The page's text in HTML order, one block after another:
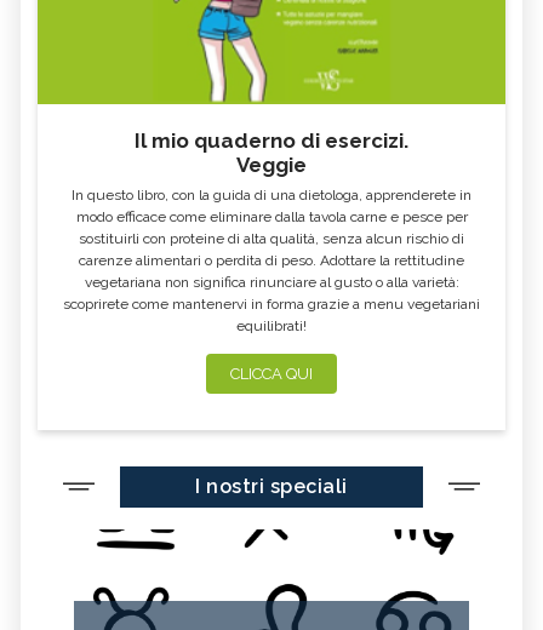
Il mio quaderno di esercizi.
Veggie
In questo libro, con la guida di una dietologa, apprenderete in
modo efficace come eliminare dalla tavola carne e pesce per
sostituirli con proteine di alta qualità, senza alcun rischio di
carenze alimentari o perdita di peso. Adottare la rettitudine
vegetariana non significa rinunciare al gusto o alla varietà:
scoprirete come mantenervi in forma grazie a menu vegetariani
equilibrati!
CLICCA QUI
I nostri speciali